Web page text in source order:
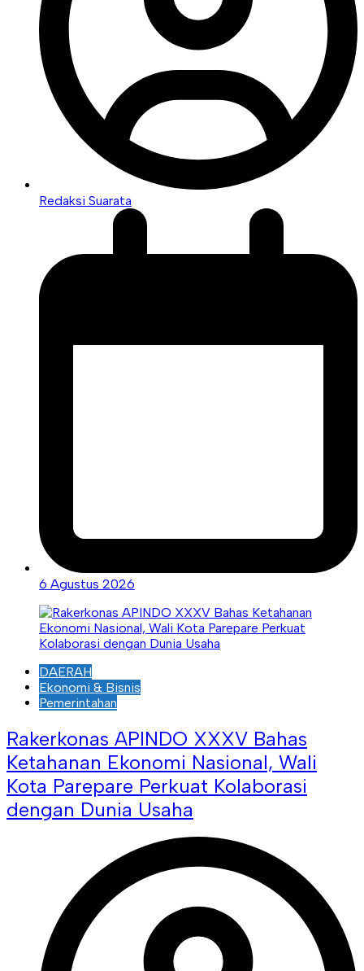
Redaksi Suarata
6 Agustus 2026
DAERAH
Ekonomi & Bisnis
Pemerintahan
Rakerkonas APINDO XXXV Bahas
Ketahanan Ekonomi Nasional, Wali
Kota Parepare Perkuat Kolaborasi
dengan Dunia Usaha